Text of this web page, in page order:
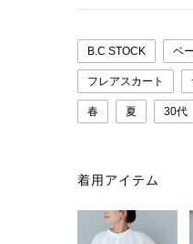
B.C STOCK ベ
フレアスカート
春 夏 30代
着用アイテム